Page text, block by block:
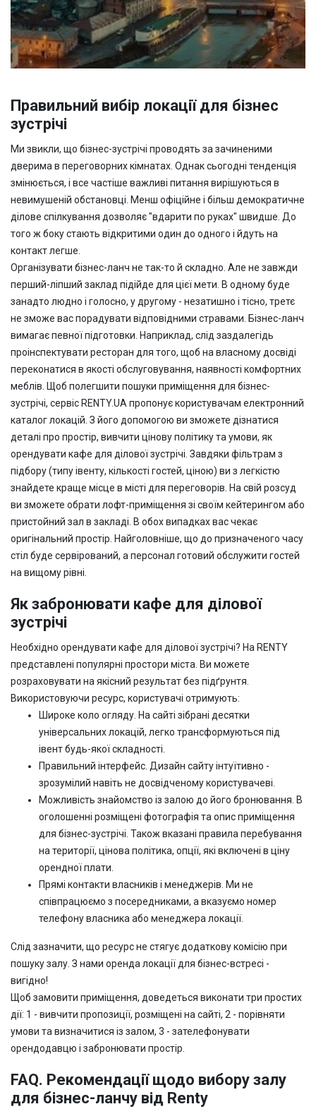
Правильний вибір локації для бізнес
зустрічі
Ми звикли, що бізнес-зустрічі проводять за зачиненими
дверима в переговорних кімнатах. Однак сьогодні тенденція
змінюється, і все частіше важливі питання вирішуються в
невимушеній обстановці. Менш офіційне і більш демократичне
ділове спілкування дозволяє "вдарити по руках" швидше. До
того ж боку стають відкритими один до одного і йдуть на
контакт легше.
Організувати бізнес-ланч не так-то й складно. Але не завжди
перший-ліпший заклад підійде для цієї мети. В одному буде
занадто людно і голосно, у другому - незатишно і тісно, ​​третє
не зможе вас порадувати відповідними стравами. Бізнес-ланч
вимагає певної підготовки. Наприклад, слід заздалегідь
проінспектувати ресторан для того, щоб на власному досвіді
переконатися в якості обслуговування, наявності комфортних
меблів. Щоб полегшити пошуки приміщення для бізнес-
зустрічі, сервіс RENTY.UA пропонує користувачам електронний
каталог локацій. З його допомогою ви зможете дізнатися
деталі про простір, вивчити цінову політику та умови, як
орендувати кафе для ділової зустрічі. Завдяки фільтрам з
підбору (типу івенту, кількості гостей, ціною) ви з легкістю
знайдете краще місце в місті для переговорів. На свій розсуд
ви зможете обрати лофт-приміщення зі своїм кейтерингом або
пристойний зал в закладі. В обох випадках вас чекає
оригінальний простір. Найголовніше, що до призначеного часу
стіл буде сервірований, а персонал готовий обслужити гостей
на вищому рівні.
Як забронювати кафе для ділової
зустрічі
Необхідно орендувати кафе для ділової зустрічі? На RENTY
представлені популярні простори міста. Ви можете
розраховувати на якісний результат без підґрунтя.
Використовуючи ресурс, користувачі отримують:
Широке коло огляду. На сайті зібрані десятки
універсальних локацій, легко трансформуються під
івент будь-якої складності.
Правильний інтерфейс. Дизайн сайту інтуїтивно -
зрозумілий навіть не досвідченому користувачеві.
Можливість знайомство із залою до його бронювання. В
оголошенні розміщені фотографія та опис приміщення
для бізнес-зустрічі. Також вказані правила перебування
на території, цінова політика, опції, які включені в ціну
орендної плати.
Прямі контакти власників і менеджерів. Ми не
співпрацюємо з посередниками, а вказуємо номер
телефону власника або менеджера локації.
Слід зазначити, що ресурс не стягує додаткову комісію при
пошуку залу. З нами оренда локації для бізнес-встресі -
вигідно!
Щоб замовити приміщення, доведеться виконати три простих
дії: 1 - вивчити пропозиції, розміщені на сайті, 2 - порівняти
умови та визначитися із залом, 3 - зателефонувати
орендодавцю і забронювати простір.
FAQ. Рекомендації щодо вибору залу
для бізнес-ланчу від Renty